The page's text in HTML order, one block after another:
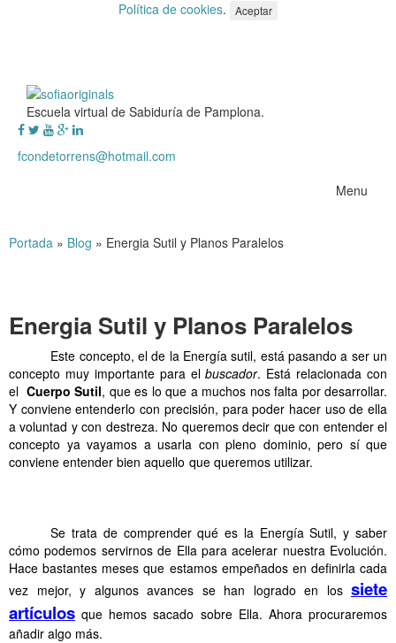
Política de cookies. Aceptar
Escuela virtual de Sabiduría de Pamplona.
fcondetorrens@hotmail.com
Menu
Portada » Blog » Energia Sutil y Planos Paralelos
Energia Sutil y Planos Paralelos
Este concepto, el de la Energía sutil, está pasando a ser un
concepto muy importante para elbuscador. Está relacionada con
el Cuerpo Sutil, que es lo que a muchos nos falta por desarrollar.
Y conviene entenderlo con precisión, para poder hacer uso de ella
a voluntad y con destreza. No queremos decir que con entender el
concepto ya vayamos a usarla con pleno dominio, pero sí que
conviene entender bien aquello que queremos utilizar.
Se trata de comprender qué es la Energía Sutil, y saber
cómo podemos servirnos de Ella para acelerar nuestra Evolución.
Hace bastantes meses que estamos empeñados en definirla cada
vez mejor, y algunos avances se han logrado en los siete
artículos que hemos sacado sobre Ella. Ahora procuraremos
añadir algo más.